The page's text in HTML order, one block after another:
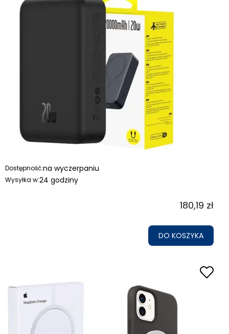
Dostępność:na wyczerpaniu
Wysyłka w:24 godziny
180,19 zł
DO KOSZYKA